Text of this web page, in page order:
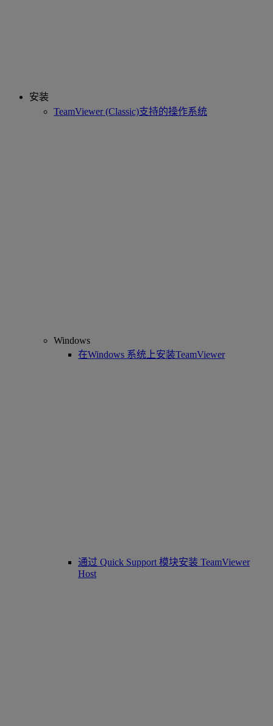
安装
TeamViewer (Classic)支持的操作系统
Windows
在Windows 系统上安装TeamViewer
通过 Quick Support 模块安装 TeamViewer
Host